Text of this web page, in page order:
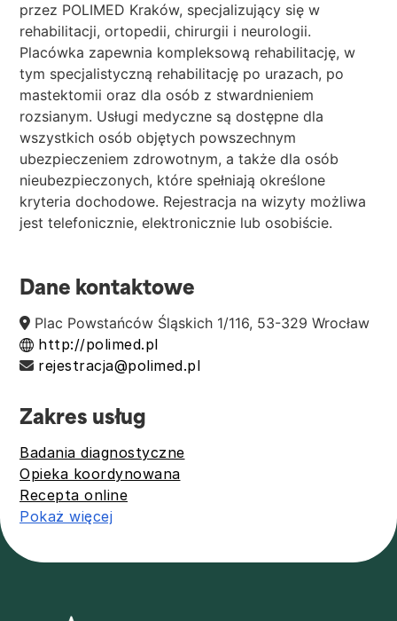
przez POLIMED Kraków, specjalizujący się w
rehabilitacji, ortopedii, chirurgii i neurologii.
Placówka zapewnia kompleksową rehabilitację, w
tym specjalistyczną rehabilitację po urazach, po
mastektomii oraz dla osób z stwardnieniem
rozsianym. Usługi medyczne są dostępne dla
wszystkich osób objętych powszechnym
ubezpieczeniem zdrowotnym, a także dla osób
nieubezpieczonych, które spełniają określone
kryteria dochodowe. Rejestracja na wizyty możliwa
jest telefonicznie, elektronicznie lub osobiście.
Dane kontaktowe
Plac Powstańców Śląskich 1/116, 53-329 Wrocław
http://polimed.pl
rejestracja@polimed.pl
Zakres usług
Badania diagnostyczne
Opieka koordynowana
Recepta online
Pokaż więcej